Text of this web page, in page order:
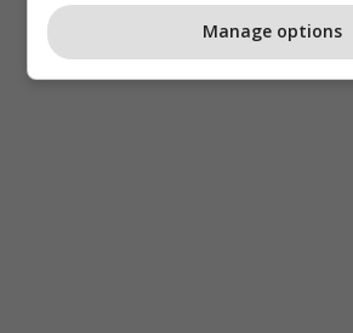
Manage options